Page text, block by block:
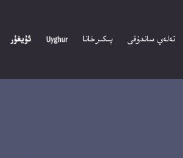
تەلەي ساندۇقى پىكىرخانا